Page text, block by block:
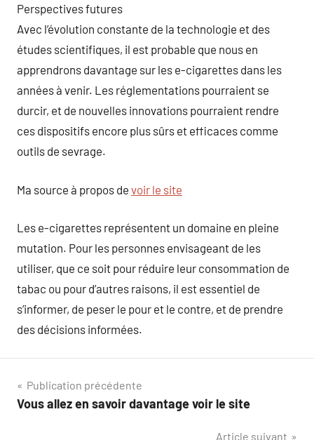
Perspectives futures
Avec l’évolution constante de la technologie et des
études scientifiques, il est probable que nous en
apprendrons davantage sur les e-cigarettes dans les
années à venir. Les réglementations pourraient se
durcir, et de nouvelles innovations pourraient rendre
ces dispositifs encore plus sûrs et efficaces comme
outils de sevrage.
Ma source à propos de voir le site
Les e-cigarettes représentent un domaine en pleine
mutation. Pour les personnes envisageant de les
utiliser, que ce soit pour réduire leur consommation de
tabac ou pour d’autres raisons, il est essentiel de
s’informer, de peser le pour et le contre, et de prendre
des décisions informées.
Navigation
de
Publication précédente
Vous allez en savoir davantage voir le site
Article suivant